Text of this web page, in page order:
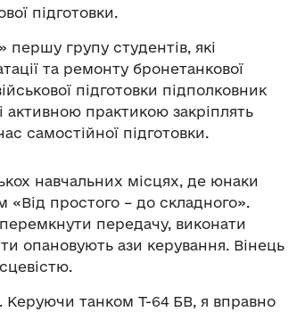
підготовки.
групу студентів, які
та ремонту бронетанкової
підготовки підполковник
активною практикою закріплять
самостійної підготовки.
навчальних місцях, де юнаки
простого – до складного».
передачу, виконати
опановують ази керування. Вінець
танком Т-64 БВ, я вправно